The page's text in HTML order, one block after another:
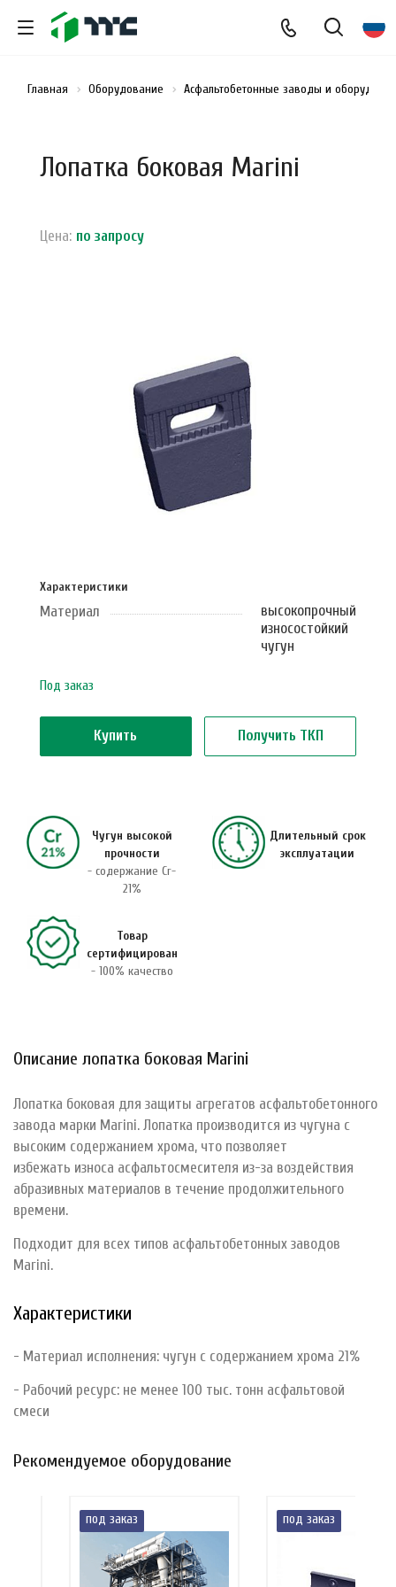
Главная Оборудование Асфальтобетонные заводы и
Лопатка боковая Marini
Цена: по запросу
Характеристики
Материал
высокопрочный
износостойкий
чугун
Под заказ
Купить Получить ТКП
Чугун высокой
прочности
- содержание Cr-
21%
Длительный срок
эксплуатации
Товар
сертифицирован
- 100% качество
Описание лопатка боковая Marini
Лопатка боковая для защиты агрегатов асфальтобетонного
завода марки Marini. Лопатка производится из чугуна с
высоким содержанием хрома, что позволяет
избежать износа асфальтосмесителя из-за воздействия
абразивных материалов в течение продолжительного
времени.
Подходит для всех типов асфальтобетонных заводов
Marini.
Характеристики
- Материал исполнения: чугун с содержанием хрома 21%
- Рабочий ресурс: не менее 100 тыс. тонн асфальтовой
смеси
Рекомендуемое оборудование
под заказ под заказ